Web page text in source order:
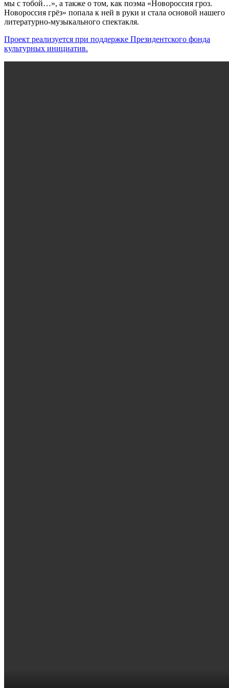
нашла
меня
взяла
мы с тобой…», а также о том, как поэма «Новороссия гроз.
Новороссия грёз» попала к ней в руки и стала основой нашего
литературно-музыкального спектакля.
Проект реализуется при поддержке Президентского фонда
культурных инициатив.